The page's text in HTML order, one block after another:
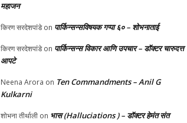
महाजन
किरण सरदेशपांडेon पार्किन्सन्सविषयक गप्पा ६० – शोभनाताई
किरण सरदेशपांडेon पार्किन्सन्स विकार आणि उपचार – डॉक्टर चारुदत्त
आपटे
Neena Arora on Ten Commandments – Anil G
Kulkarni
शोभना तीर्थाली on भास (Halluciations ) – डॉक्टर हेमंत संत